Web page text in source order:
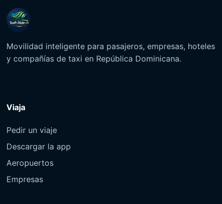
Movilidad inteligente para pasajeros, empresas, hoteles
y compañías de taxi en República Dominicana.
Viaja
Pedir un viaje
Descargar la app
Aeropuertos
Empresas